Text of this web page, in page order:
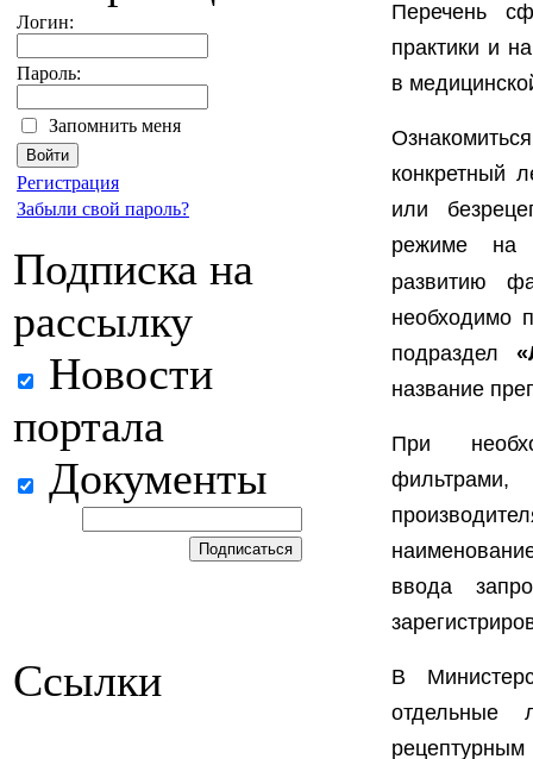
Логин:
Пароль:
Запомнить меня
Регистрация
Забыли свой пароль?
Подписка на
рассылку
Новости
портала
Документы
Ссылки
Перечень
практики и
в
конкретный
или
режиме на
развитию
необходимо
подраздел
название
При
ввода
В
отдельные